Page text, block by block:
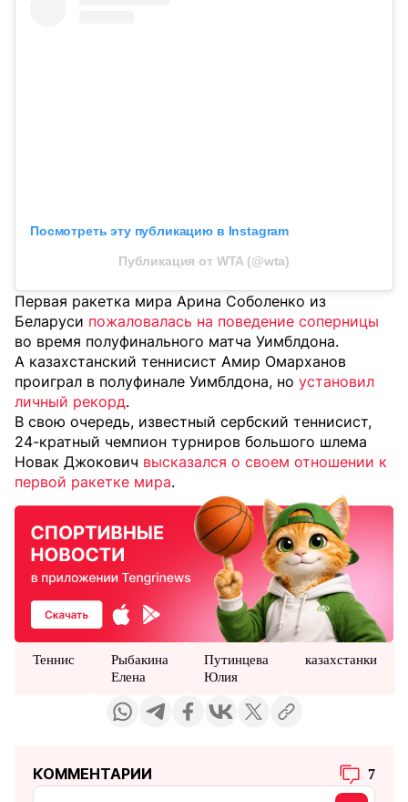
Посмотреть эту публикацию в Instagram
Публикация от WTA (@wta)
Первая ракетка мира Арина Соболенко из
Беларуси пожаловалась на поведение соперницы
во время полуфинального матча Уимблдона.
А казахстанский теннисист Амир Омарханов
проиграл в полуфинале Уимблдона, но установил
личный рекорд.
В свою очередь, известный сербский теннисист,
24-кратный чемпион турниров большого шлема
Новак Джокович высказался о своем отношении к
первой ракетке мира.
Теннис
Рыбакина
Елена
Путинцева
Юлия
казахстанки
КОММЕНТАРИИ 7